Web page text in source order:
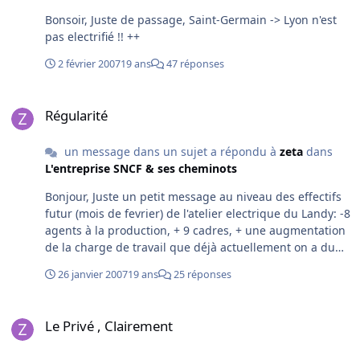
Bonsoir, Juste de passage, Saint-Germain -> Lyon n'est
pas electrifié !! ++
2 février 200719 ans 47 réponses
Régularité
un message dans un sujet a répondu à zetadans
L'entreprise SNCF & ses cheminots
Bonjour, Juste un petit message au niveau des effectifs
futur (mois de fevrier) de l'atelier electrique du Landy: -8
agents à la production, + 9 cadres, + une augmentation
de la charge de travail que déjà actuellement on a du
coup ++
26 janvier 200719 ans 25 réponses
Le Privé , Clairement